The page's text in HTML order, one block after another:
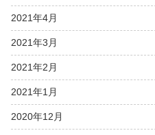
2021年4月
2021年3月
2021年2月
2021年1月
2020年12月